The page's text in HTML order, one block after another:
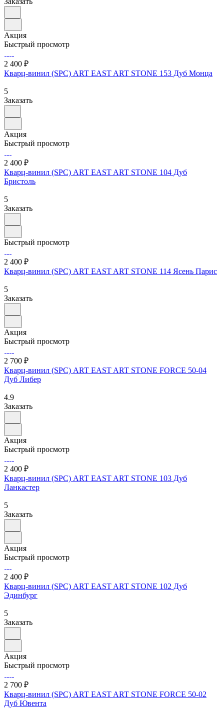
Акция
Быстрый просмотр
2 400 ₽
Кварц-винил (SPC) ART EAST ART STONE 153 Дуб Монца
5
Заказать
Акция
Быстрый просмотр
2 400 ₽
Кварц-винил (SPC) ART EAST ART STONE 104 Дуб
Бристоль
5
Заказать
Быстрый просмотр
2 400 ₽
Кварц-винил (SPC) ART EAST ART STONE 114 Ясень Парис
5
Заказать
Акция
Быстрый просмотр
2 700 ₽
Кварц-винил (SPC) ART EAST ART STONE FORCE 50-04
Дуб Либер
4.9
Заказать
Акция
Быстрый просмотр
2 400 ₽
Кварц-винил (SPC) ART EAST ART STONE 103 Дуб
Ланкастер
5
Заказать
Акция
Быстрый просмотр
2 400 ₽
Кварц-винил (SPC) ART EAST ART STONE 102 Дуб
Эдинбург
5
Заказать
Акция
Быстрый просмотр
2 700 ₽
Кварц-винил (SPC) ART EAST ART STONE FORCE 50-02
Дуб Ювента